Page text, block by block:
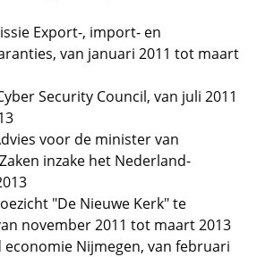
Export-, import- en
van januari 2011 tot maart
Security Council, van juli 2011
voor de minister van
inzake het Nederland-
"De Nieuwe Kerk" te
november 2011 tot maart 2013
economie Nijmegen, van februari